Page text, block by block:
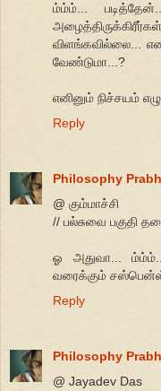
ம்ம்ம்...
விளங்கவில்லை...
வேண்டுமா...?
எனினும் நிச்சயம்
Reply
Philosophy
@ கும்மாச்சி
// பல்சுவை பகுதி
ஓ அதுவா...
வரைக்கும்
Reply
Philosophy
@ Jayadev Das